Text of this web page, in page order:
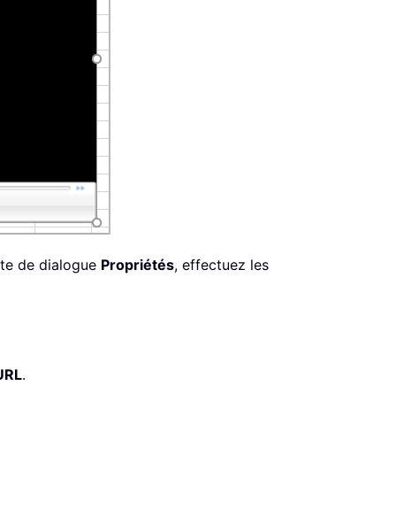
de dialogue Propriétés, effectuez les
.